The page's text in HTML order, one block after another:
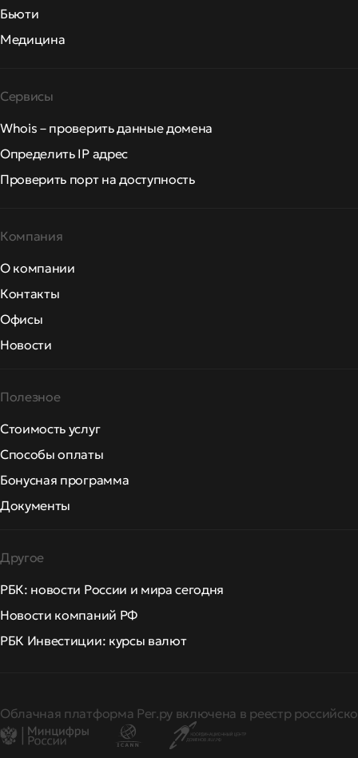
Бьюти
Медицина
Сервисы
Whois – проверить данные домена
Определить IP адрес
Проверить порт на доступность
Компания
О компании
Контакты
Офисы
Новости
Полезное
Стоимость услуг
Способы оплаты
Бонусная программа
Документы
Другое
РБК: новости России и мира сегодня
Новости компаний РФ
РБК Инвестиции: курсы валют
Облачная платформа Рег.ру включена в реестр